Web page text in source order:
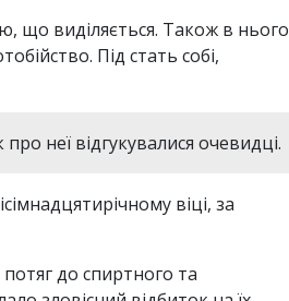
що виділяється. Також в нього
Під стать собі,
неї відгукувалися очевидці.
віці, за
до спиртного та